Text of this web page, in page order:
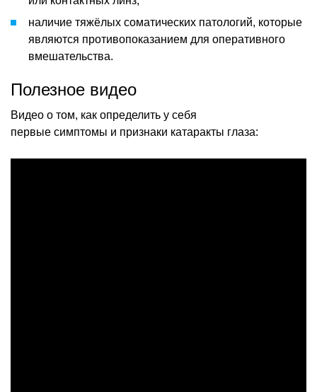
наличие тяжёлых соматических патологий, которые
являются противопоказанием для оперативного
вмешательства.
Полезное видео
Видео о том, как определить у себя
первые симптомы и признаки катаракты глаза: